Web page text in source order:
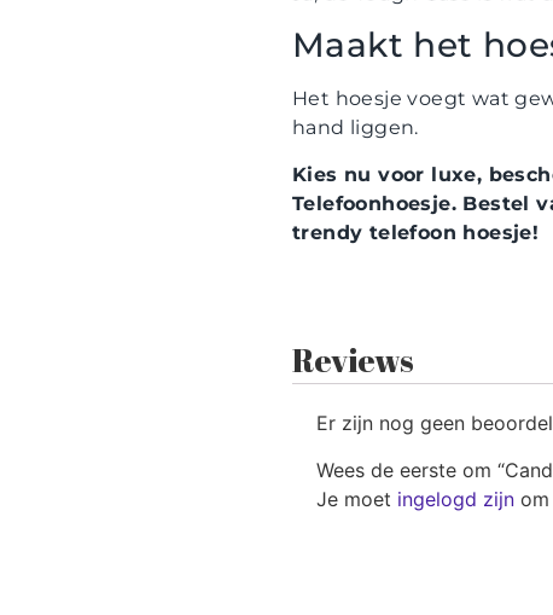
Maakt het
Het hoesje voegt wat
hand liggen.
Kies nu voor luxe,
Telefoonhoesje. Bestel
trendy telefoon hoesje!
Reviews
Er zijn nog geen
Wees de eerste om
Je moet ingelogd zijn